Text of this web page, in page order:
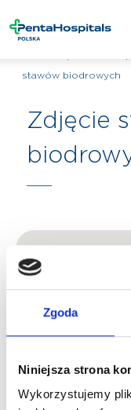
Zgoda
Niniejsza strona
Wykorzystujemy
stawów biodrowych
Zdjęcie